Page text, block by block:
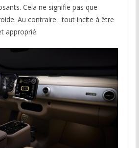
Cela ne signifie pas que
Au contraire : tout incite à être
approprié.